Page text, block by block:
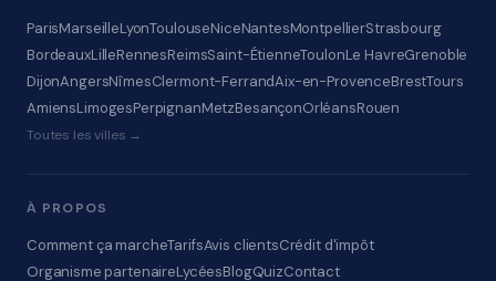
ParisMarseilleLyonToulouseNiceNantesMontpellierStrasbourg
BordeauxLilleRennesReimsSaint-ÉtienneToulonLe HavreGrenoble
DijonAngersNîmesClermont-FerrandAix-en-ProvenceBrestTours
AmiensLimogesPerpignanMetzBesançonOrléansRouen
Toutes les villes →
À PROPOS
Comment ça marcheTarifsAvis clientsCrédit d'impôt
Organisme partenaireLycéesBlogQuizContact